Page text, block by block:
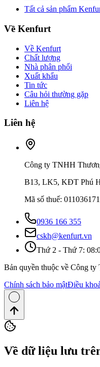
Tất cả sản phẩm
Về Kenfurt
Về Kenfurt
Chất lượng
Nhà phân phối
Xuất khẩu
Tin tức
Câu hỏi thường gặp
Liên hệ
Liên hệ
Công ty TNHH
B13, LK5, KĐT Phú
Mã số thuế:
0936 166 355
cskh@kenfurt.vn
Thứ 2 - Thứ 7:
Bản quyền thuộc về Công
Chính sách bảo mậtĐiều
Về dữ liệu lưu